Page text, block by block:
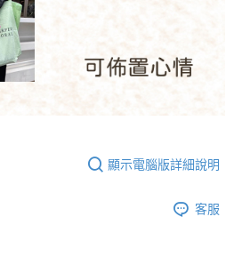
顯示電腦版詳細說明
客服